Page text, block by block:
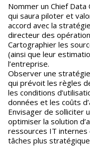
Nommer un Chief
qui saura piloter et
accord avec la
directeur des
Cartographier les
(ainsi que leur
l’entreprise.
Observer une
qui prévoit les règles
les conditions
données et les coûts
Envisager de solliciter
optimiser la solution
ressources IT internes
tâches plus